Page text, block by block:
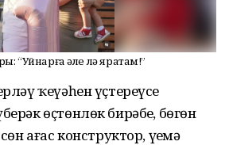
“Уйнарға әле лә яратам!”
ҡеүәһен үҫтереүсе
өҫтөнлөк бирәбеҙ, бөгөн
ағас конструктор, үҙемә